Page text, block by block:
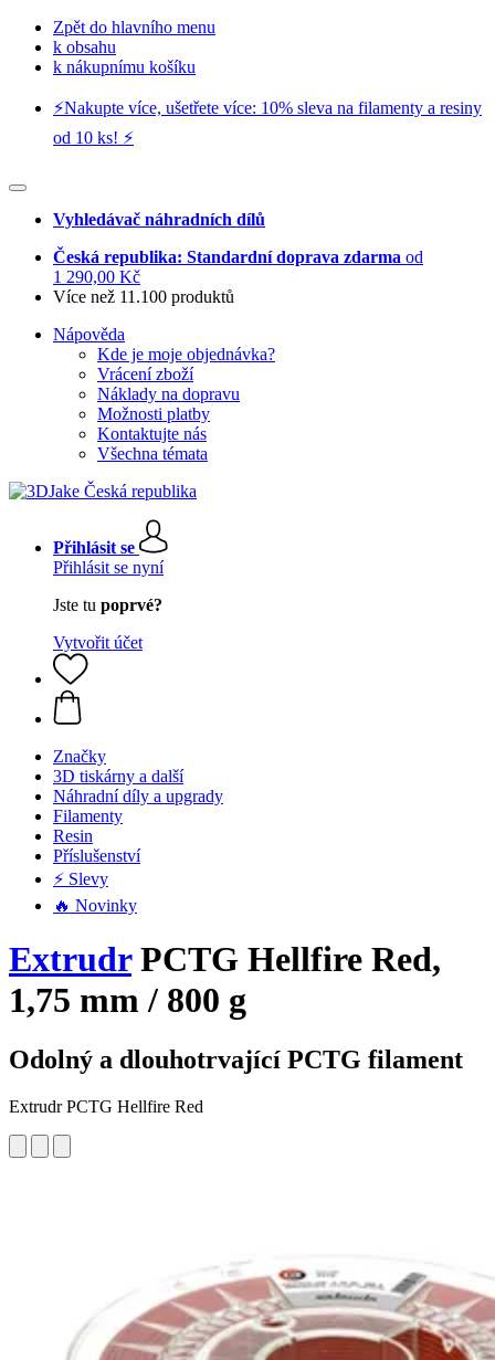
Zpět do hlavního menu
k obsahu
k nákupnímu košíku
⚡️Nakupte více, ušetřete více: 10% sleva na filamenty a resiny
od 10 ks! ⚡️
Vyhledávač náhradních dílů
Česká republika: Standardní doprava zdarma od
1 290,00 Kč
Více než 11.100 produktů
Nápověda
Kde je moje objednávka?
Vrácení zboží
Náklady na dopravu
Možnosti platby
Kontaktujte nás
Všechna témata
Přihlásit se
Přihlásit se nyní
Jste tu poprvé?
Vytvořit účet
Značky
3D tiskárny a další
Náhradní díly a upgrady
Filamenty
Resin
Příslušenství
⚡ Slevy
🔥 Novinky
ExtrudrPCTG Hellfire Red,
1,75 mm / 800 g
Odolný a dlouhotrvající PCTG filament
Extrudr PCTG Hellfire Red